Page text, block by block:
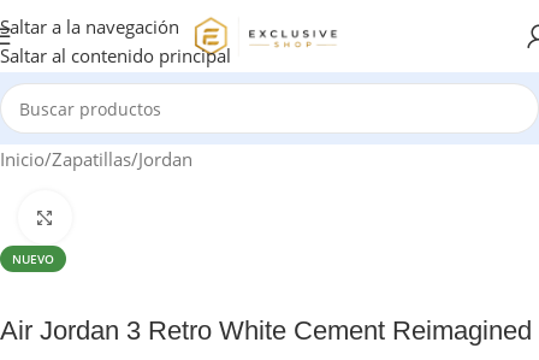
Saltar a la navegación
Saltar al contenido principal
Inicio/Zapatillas/Jordan
NUEVO
Air Jordan 3 Retro White Cement Reimagined